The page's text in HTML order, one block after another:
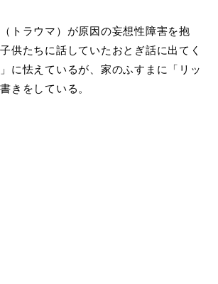
トラウマ）が原因の妄想性障害を抱
供たちに話していたおとぎ話に出てく
に怯えているが、家のふすまに「リッ
きをしている。